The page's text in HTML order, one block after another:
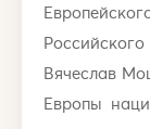
Вячеслав
Европы